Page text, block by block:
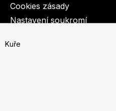
Kuře
Cookies zásady
Nastavení soukromí
© 2003-2026 BurdaMedia Extra s.r.o.